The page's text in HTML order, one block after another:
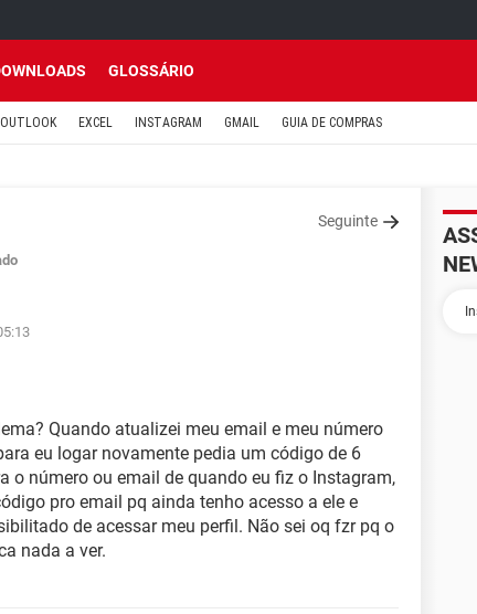
GLOSSÁRIO
OUTLOOK EXCEL INSTAGRAM GMAIL GUIA DE COMPRAS
Seguinte
Quando atualizei meu email e meu número
eu logar novamente pedia um código de 6
o número ou email de quando eu fiz o Instagram,
pro email pq ainda tenho acesso a ele e
de acessar meu perfil. Não sei oq fzr pq o
nada a ver.